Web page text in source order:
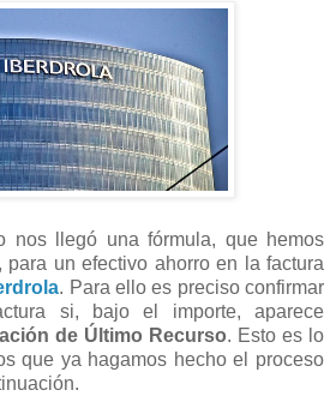
nos llegó una fórmula, que hemos
para un efectivo ahorro en la factura
. Para ello es preciso confirmar
si, bajo el importe, aparece
de Último Recurso. Esto es lo
que ya hagamos hecho el proceso